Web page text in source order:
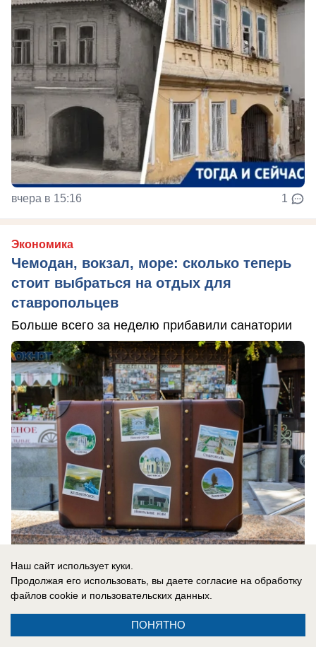
вчера в 15:16 1
Экономика
Чемодан, вокзал, море: сколько теперь
стоит выбраться на отдых для
ставропольцев
Больше всего за неделю прибавили санатории
вчера в 13:58
Главное в стране
Наш сайт использует куки.
Продолжая его использовать, вы даете согласие на обработку
файлов cookie и пользовательских данных.
ПОНЯТНО